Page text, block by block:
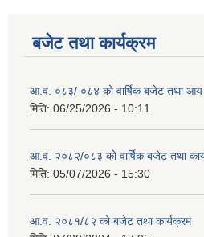
बजेट तथा कार्यक्रम
आ.व. ०८३/ ०८४ को वार्षिक बजेट तथा आय
मिति: 06/25/2026 - 10:11
आ.व. २०८२/०८३ को वार्षिक बजेट तथा
मिति: 05/07/2026 - 15:30
आ.व. २०८१/८२ को बजेट तथा कार्यक्रम